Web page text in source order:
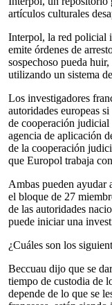
artículos culturales
Interpol, la red policial
emite órdenes de
sospechoso pueda
utilizando un sistema
Los investigadores
autoridades europeas
de cooperación judicial
agencia de aplicación
de la cooperación
que Europol trabaja
Ambas pueden ayudar
el bloque de 27
de las autoridades
puede iniciar una
¿Cuáles son los
Beccuau dijo que se
tiempo de custodia de
depende de lo que se